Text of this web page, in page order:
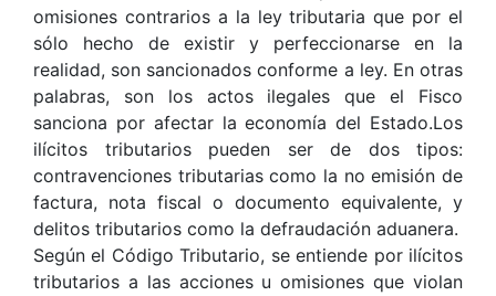
omisiones contrarios a la ley tributaria que por el
sólo hecho de existir y perfeccionarse en la
realidad, son sancionados conforme a ley. En otras
palabras, son los actos ilegales que el Fisco
sanciona por afectar la economía del Estado.Los
ilícitos tributarios pueden ser de dos tipos:
contravenciones tributarias como la no emisión de
factura, nota fiscal o documento equivalente, y
delitos tributarios como la defraudación aduanera.
Según el Código Tributario, se entiende por ilícitos
tributarios a las acciones u omisiones que violan